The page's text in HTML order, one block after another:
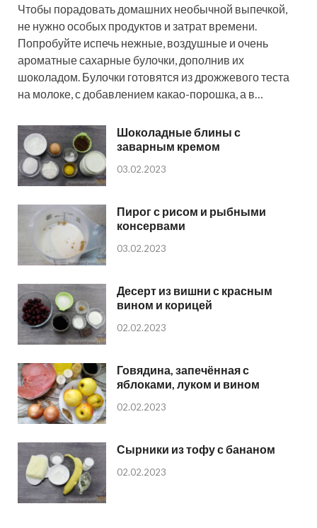
Чтобы порадовать домашних необычной выпечкой,
не нужно особых продуктов и затрат времени.
Попробуйте испечь нежные, воздушные и очень
ароматные сахарные булочки, дополнив их
шоколадом. Булочки готовятся из дрожжевого теста
на молоке, с добавлением какао-порошка, а в…
Шоколадные блины с
заварным кремом
03.02.2023
Пирог с рисом и рыбными
консервами
03.02.2023
Десерт из вишни с красным
вином и корицей
02.02.2023
Говядина, запечённая с
яблоками, луком и вином
02.02.2023
Сырники из тофу с бананом
02.02.2023